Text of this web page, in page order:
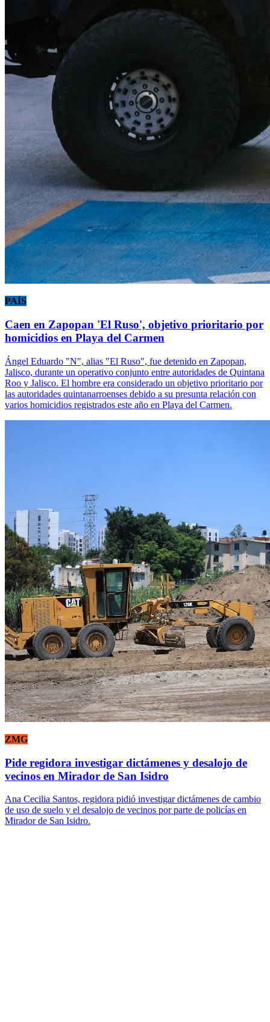
PAÍS
Caen en Zapopan 'El Ruso', objetivo prioritario por
homicidios en Playa del Carmen
Ángel Eduardo "N", alias "El Ruso", fue detenido en Zapopan,
Jalisco, durante un operativo conjunto entre autoridades de Quintana
Roo y Jalisco. El hombre era considerado un objetivo prioritario por
las autoridades quintanarroenses debido a su presunta relación con
varios homicidios registrados este año en Playa del Carmen.
ZMG
Pide regidora investigar dictámenes y desalojo de
vecinos en Mirador de San Isidro
Ana Cecilia Santos, regidora pidió investigar dictámenes de cambio
de uso de suelo y el desalojo de vecinos por parte de policías en
Mirador de San Isidro.